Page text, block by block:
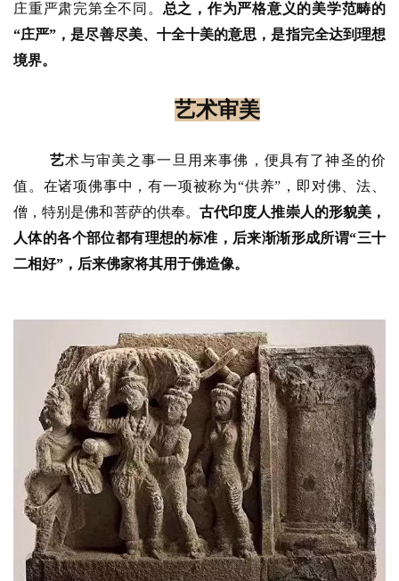
庄重严肃完第全不同。 总之，作为严格意义的美学范畴的
“庄严”，是尽善尽美、十全十美的意思，是指完全达到理想
境界。
艺术审美
艺术与审美之事一旦用来事佛，便具有了神圣的价
值。在诸项佛事中，有一项被称为“供养”，即对佛、法、
僧，特别是佛和菩萨的供奉。古代印度人推崇人的形貌美，
人体的各个部位都有理想的标准，后来渐渐形成所谓“三十
二相好” ，后来佛家将其用于佛造像。